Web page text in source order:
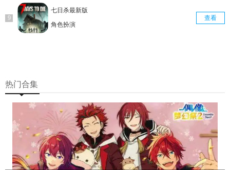
七日杀最新版
角色扮演
查看
热门合集